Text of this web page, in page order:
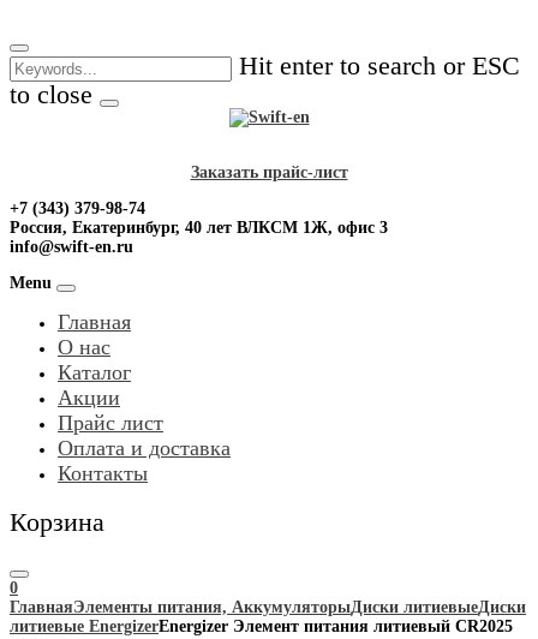
to
content
Hit enter to search or ESC
to close
Заказать прайс-лист
+7 (343) 379-98-74
Россия, Екатеринбург, 40 лет ВЛКСМ 1Ж, офис 3
info@swift-en.ru
Menu
Главная
О нас
Каталог
Акции
Прайс лист
Оплата и доставка
Контакты
Корзина
0
ГлавнаяЭлементы питания, АккумуляторыДиски литиевыеДиски
литиевые EnergizerEnergizer Элемент питания литиевый CR2025